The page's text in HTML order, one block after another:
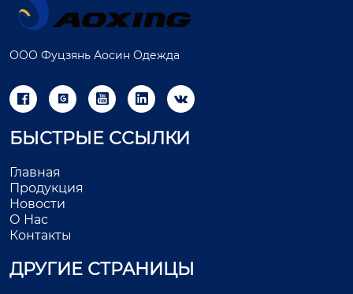
ООО Фуцзянь Аосин Одежда
    
БЫСТРЫЕ ССЫЛКИ
Главная
Продукция
Новости
О Нас
Контакты
ДРУГИЕ СТРАНИЦЫ